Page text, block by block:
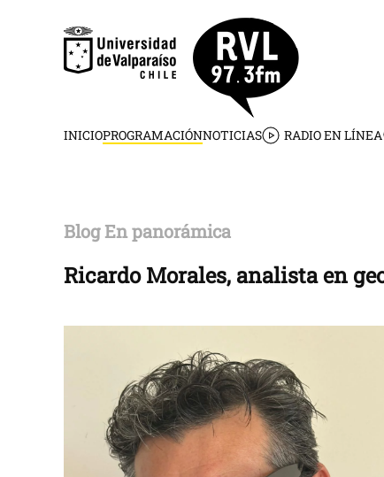
Skip to main content
INICIOPROGRAMACIÓNNOTICIAS RADIO EN LÍNEA
Blog En panorámica
Ricardo Morales, analista en